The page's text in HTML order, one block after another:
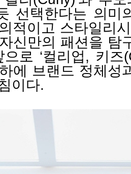
선택한다는 의미
적이고 스타일리
신만의 패션을 탐
로 ‘컬리업, 키즈
에 브랜드 정체성
이다.